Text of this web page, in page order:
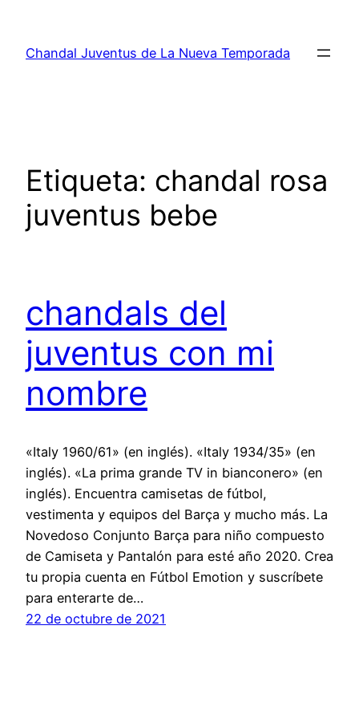
contenido
Chandal Juventus de La Nueva Temporada
Etiqueta: chandal rosa
juventus bebe
chandals del
juventus con mi
nombre
«Italy 1960/61» (en inglés). «Italy 1934/35» (en
inglés). «La prima grande TV in bianconero» (en
inglés). Encuentra camisetas de fútbol,
vestimenta y equipos del Barça y mucho más. La
Novedoso Conjunto Barça para niño compuesto
de Camiseta y Pantalón para esté año 2020. Crea
tu propia cuenta en Fútbol Emotion y suscríbete
para enterarte de…
22 de octubre de 2021